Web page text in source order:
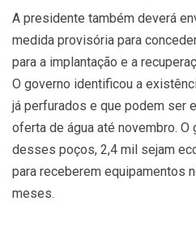
A presidente também deverá
medida provisória para
para a implantação e a
O governo identificou a
já perfurados e que podem ser
oferta de água até novembro. O
desses poços, 2,4 mil sejam
para receberem equipamentos
meses.